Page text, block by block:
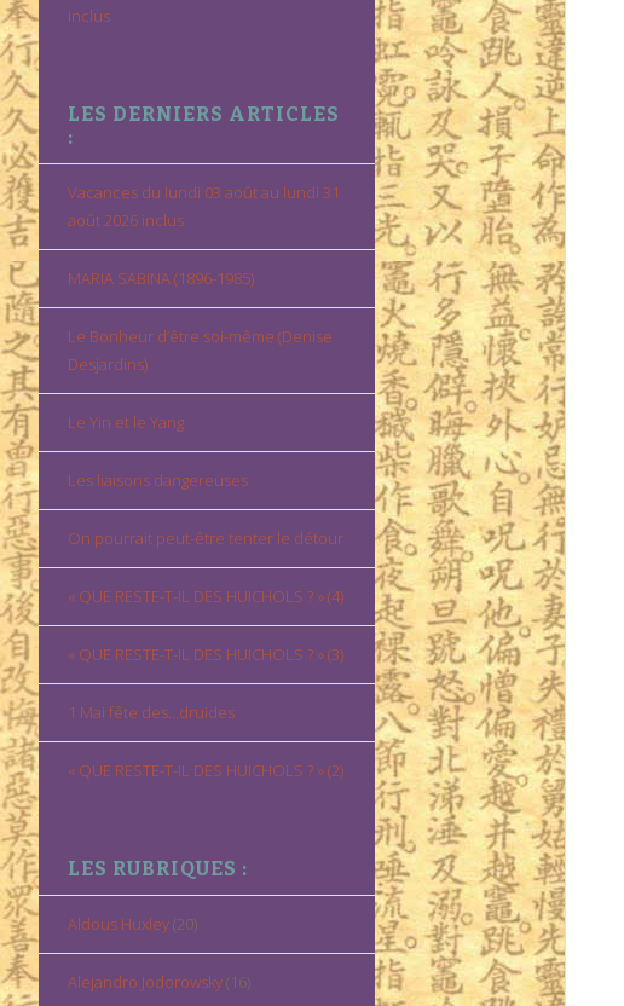
inclus
LES DERNIERS ARTICLES
:
Vacances du lundi 03 août au lundi 31
août 2026 inclus
MARIA SABINA (1896-1985)
Le Bonheur d’être soi-même (Denise
Desjardins)
Le Yin et le Yang
Les liaisons dangereuses
On pourrait peut-être tenter le détour
« QUE RESTE-T-IL DES HUICHOLS ? » (4)
« QUE RESTE-T-IL DES HUICHOLS ? » (3)
1 Mai fête des…druides
« QUE RESTE-T-IL DES HUICHOLS ? » (2)
LES RUBRIQUES :
Aldous Huxley(20)
Alejandro Jodorowsky(16)